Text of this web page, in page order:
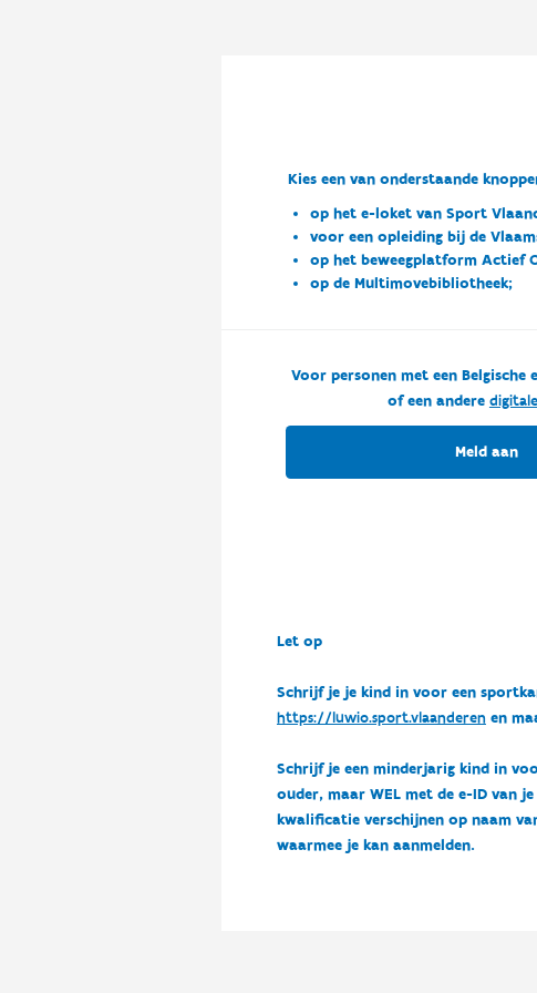
Kies een van onderstaande
op het e-loket van Sport
voor een opleiding bij de
op het beweegplatform Actief
op de Multimovebibliotheek;
Voor personen met een Belgische
of een andere
Meld aan
Let op
Schrijf je je kind in voor een
https://luwio.sport.vlaanderenen
Schrijf je een minderjarig kind in
ouder, maar WEL met de e-ID van
kwalificatie verschijnen op naam
waarmee je kan aanmelden.